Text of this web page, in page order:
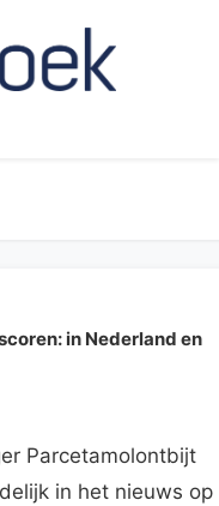
in Nederland en
Parcetamolontbijt
in het nieuws op